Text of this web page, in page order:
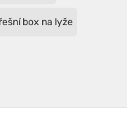
box na lyže